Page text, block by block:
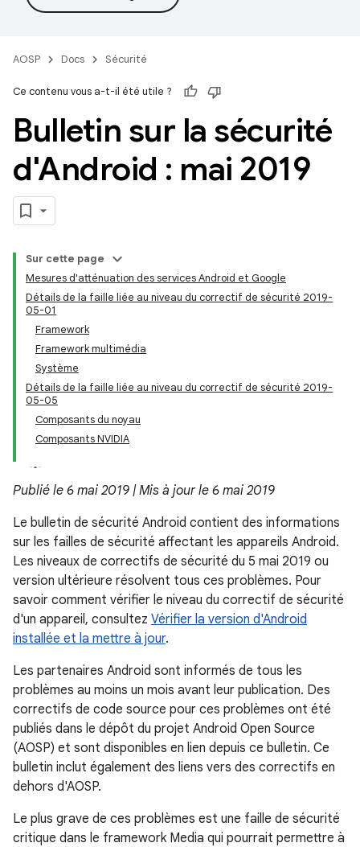
AOSP Docs Sécurité
Ce contenu vous a-t-il été utile ?
Bulletin sur la sécurité
d'Android : mai 2019
Sur cette page
Mesures d'atténuation des services Android et Google
Détails de la faille liée au niveau du correctif de sécurité 2019-
05-01
Framework
Framework multimédia
Système
Détails de la faille liée au niveau du correctif de sécurité 2019-
05-05
Composants du noyau
Composants NVIDIA
Publié le 6 mai 2019 | Mis à jour le 6 mai 2019
Le bulletin de sécurité Android contient des informations
sur les failles de sécurité affectant les appareils Android.
Les niveaux de correctifs de sécurité du 5 mai 2019 ou
version ultérieure résolvent tous ces problèmes. Pour
savoir comment vérifier le niveau du correctif de sécurité
d'un appareil, consultez Vérifier la version d'Android
installée et la mettre à jour.
Les partenaires Android sont informés de tous les
problèmes au moins un mois avant leur publication. Des
correctifs de code source pour ces problèmes ont été
publiés dans le dépôt du projet Android Open Source
(AOSP) et sont disponibles en lien depuis ce bulletin. Ce
bulletin inclut également des liens vers des correctifs en
dehors d'AOSP.
Le plus grave de ces problèmes est une faille de sécurité
critique dans le framework Media qui pourrait permettre à